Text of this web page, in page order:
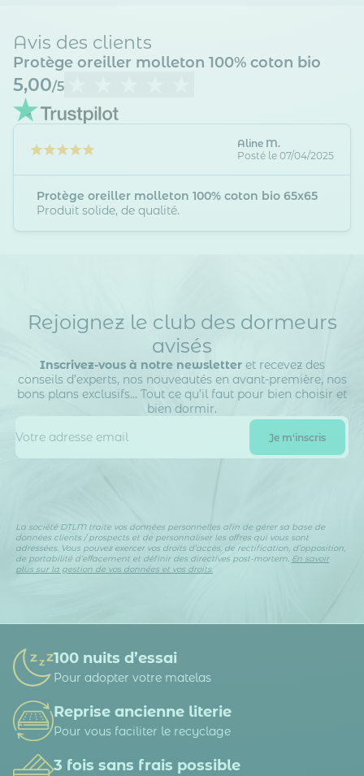
Avis des clients
Protège oreiller molleton 100% coton bio
5,00/5
Aline M.
Posté le 07/04/2025
Protège oreiller molleton 100% coton bio 65x65
Produit solide, de qualité.
Rejoignez le club des dormeurs
avisés
Inscrivez-vous à notre newsletteret recevez des
conseils d’experts, nos nouveautés en avant-première, nos
bons plans exclusifs… Tout ce qu’il faut pour bien choisir et
bien dormir.
La société DTLM traite vos données personnelles afin de gérer sa base de
données clients / prospects et de personnaliser les offres qui vous sont
adressées. Vous pouvez exercer vos droits d’accès, de rectification, d’opposition,
de portabilité d’effacement et définir des directives post-mortem. En savoir
plus sur la gestion de vos données et vos droits.
100 nuits d’essai
Pour adopter votre matelas
Reprise ancienne literie
Pour vous faciliter le recyclage
3 fois sans frais possible